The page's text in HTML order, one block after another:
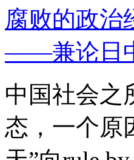
腐败的政治
——兼论日
中国社会之
态，一个原